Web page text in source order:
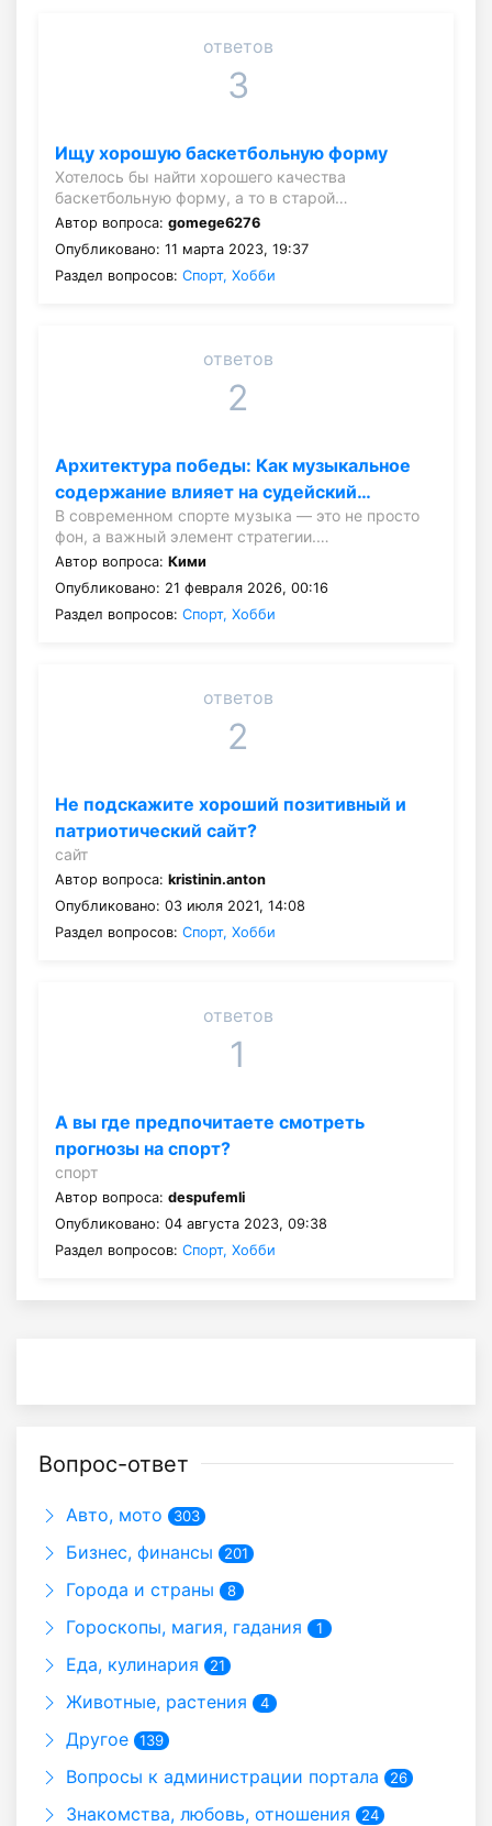
ответов
3
Ищу хорошую баскетбольную форму
Хотелось бы найти хорошего качества
баскетбольную форму, а то в старой…
Автор вопроса: gomege6276
Опубликовано: 11 марта 2023, 19:37
Раздел вопросов: Спорт, Хобби
ответов
2
Архитектура победы: Как музыкальное
содержание влияет на судейский…
В современном спорте музыка — это не просто
фон, а важный элемент стратегии.…
Автор вопроса: Кими
Опубликовано: 21 февраля 2026, 00:16
Раздел вопросов: Спорт, Хобби
ответов
2
Не подскажите хороший позитивный и
патриотический сайт?
сайт
Автор вопроса: kristinin.anton
Опубликовано: 03 июля 2021, 14:08
Раздел вопросов: Спорт, Хобби
ответов
1
А вы где предпочитаете смотреть
прогнозы на спорт?
спорт
Автор вопроса: despufemli
Опубликовано: 04 августа 2023, 09:38
Раздел вопросов: Спорт, Хобби
Вопрос-ответ
Авто, мото 303
Бизнес, финансы 201
Города и страны 8
Гороскопы, магия, гадания 1
Еда, кулинария 21
Животные, растения 4
Другое 139
Вопросы к администрации портала 26
Знакомства, любовь, отношения 24